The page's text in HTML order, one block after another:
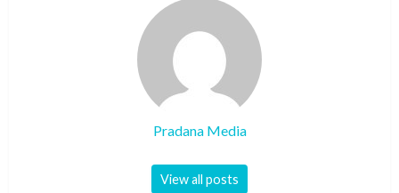
Pradana Media
View all posts